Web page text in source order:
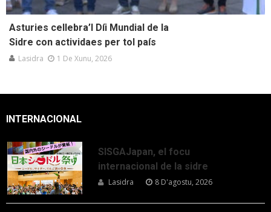
Asturies cellebra’l Díi Mundial de la
Sidre con actividaes per tol país
Lasidra 1 De Xunu, 2026
INTERNACIONAL
SISGAJapan, el focu
internacional de la sidre
Lasidra 8 D'agostu, 2026